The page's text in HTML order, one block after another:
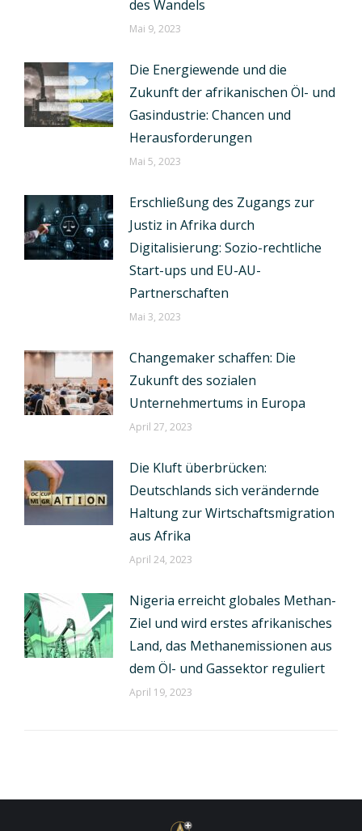
des Wandels
Mai 9, 2023
Die Energiewende und die
Zukunft der afrikanischen Öl- und
Gasindustrie: Chancen und
Herausforderungen
Mai 5, 2023
Erschließung des Zugangs zur
Justiz in Afrika durch
Digitalisierung: Sozio-rechtliche
Start-ups und EU-AU-
Partnerschaften
Mai 3, 2023
Changemaker schaffen: Die
Zukunft des sozialen
Unternehmertums in Europa
April 27, 2023
Die Kluft überbrücken:
Deutschlands sich verändernde
Haltung zur Wirtschaftsmigration
aus Afrika
April 24, 2023
Nigeria erreicht globales Methan-
Ziel und wird erstes afrikanisches
Land, das Methanemissionen aus
dem Öl- und Gassektor reguliert
April 19, 2023